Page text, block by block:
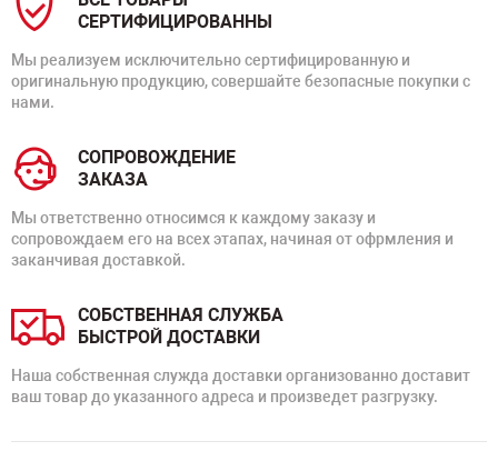
СЕРТИФИЦИРОВАННЫ
Мы реализуем исключительно сертифицированную и
оригинальную продукцию, совершайте безопасные покупки с
нами.
СОПРОВОЖДЕНИЕ
ЗАКАЗА
Мы ответственно относимся к каждому заказу и
сопровождаем его на всех этапах, начиная от офрмления и
заканчивая доставкой.
СОБСТВЕННАЯ СЛУЖБА
БЫСТРОЙ ДОСТАВКИ
Наша собственная служда доставки организованно доставит
ваш товар до указанного адреса и произведет разгрузку.